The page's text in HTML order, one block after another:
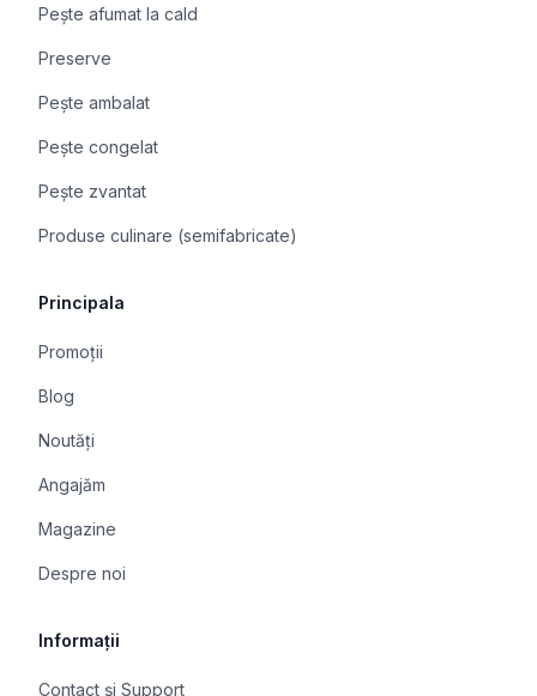
Pește afumat la cald
Preserve
Pește ambalat
Pește congelat
Pește zvantat
Produse culinare (semifabricate)
Principala
Promoții
Blog
Noutăți
Angajăm
Magazine
Despre noi
Informații
Contact și Support